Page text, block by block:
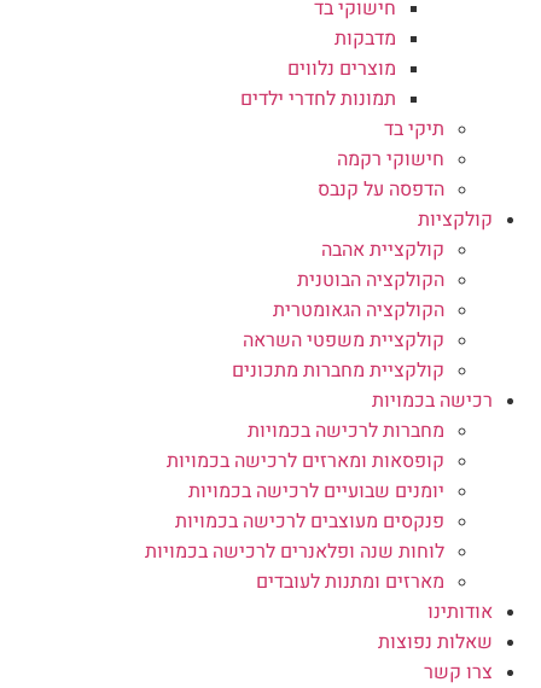
חישוקי בד
מדבקות
מוצרים נלווים
תמונות לחדרי ילדים
תיקי בד
חישוקי רקמה
הדפסה על קנבס
קולקציות
קולקציית אהבה
הקולקציה הבוטנית
הקולקציה הגאומטרית
קולקציית משפטי השראה
קולקציית מחברות מתכונים
רכישה בכמויות
מחברות לרכישה בכמויות
קופסאות ומארזים לרכישה בכמויות
יומנים שבועיים לרכישה בכמויות
פנקסים מעוצבים לרכישה בכמויות
לוחות שנה ופלאנרים לרכישה בכמויות
מארזים ומתנות לעובדים
אודותינו
שאלות נפוצות
צרו קשר